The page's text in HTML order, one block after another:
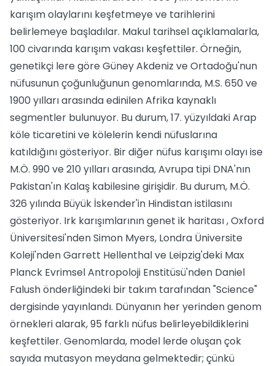
karışım olaylarını keşfetmeye ve tarihlerini
belirlemeye başladılar. Makul tarihsel açıklamalarla,
100 civarında karışım vakası keşfettiler. Örneğin,
genetikçi lere göre Güney Akdeniz ve Ortadoğu'nun
nüfusunun çoğunluğunun genomlarında, M.S. 650 ve
1900 yılları arasında edinilen Afrika kaynaklı
segmentler bulunuyor. Bu durum, 17. yüzyıldaki Arap
köle ticaretini ve kölelerin kendi nüfuslarına
katıldığını gösteriyor. Bir diğer nüfus karışımı olayı ise
M.Ö. 990 ve 210 yılları arasında, Avrupa tipi DNA'nın
Pakistan'ın Kalaş kabilesine girişidir. Bu durum, M.Ö.
326 yılında Büyük İskender'in Hindistan istilasını
gösteriyor. Irk karışımlarının genet ik haritası , Oxford
Üniversitesi'nden Simon Myers, Londra Üniversite
Koleji'nden Garrett Hellenthal ve Leipzig'deki Max
Planck Evrimsel Antropoloji Enstitüsü'nden Daniel
Falush önderliğindeki bir takım tarafından "Science"
dergisinde yayınlandı. Dünyanın her yerinden genom
örnekleri alarak, 95 farklı nüfus belirleyebildiklerini
keşfettiler. Genomlarda, model lerde oluşan çok
sayıda mutasyon meydana gelmektedir; çünkü